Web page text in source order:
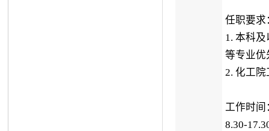
任职要求
1. 本科
等专业优
2. 化工
工作时间
8.30-